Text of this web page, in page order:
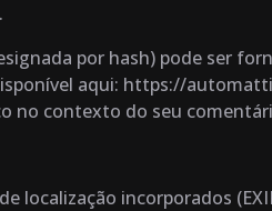
por hash) pode ser
aqui: https://
no contexto do seu
localização incorporados